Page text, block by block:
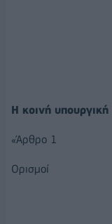
Η κοινή
«Άρθρο 1
Ορισμοί